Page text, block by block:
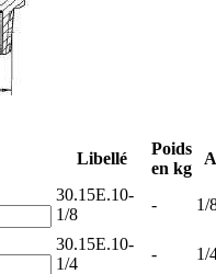
Libellé
Poids
en kg
A
30.15E.10-
1/8
- 1/
30.15E.10-
1/4
- 1/